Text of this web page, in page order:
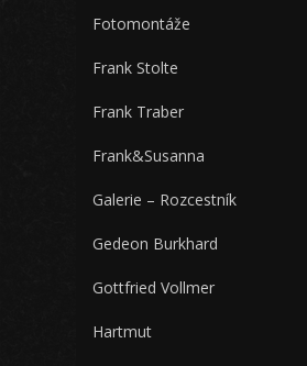
Fotomontáže
Frank Stolte
Frank Traber
Frank&Susanna
Galerie – Rozcestník
Gedeon Burkhard
Gottfried Vollmer
Hartmut